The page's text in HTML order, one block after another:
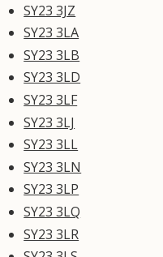
SY23 3JZ
SY23 3LA
SY23 3LB
SY23 3LD
SY23 3LF
SY23 3LJ
SY23 3LL
SY23 3LN
SY23 3LP
SY23 3LQ
SY23 3LR